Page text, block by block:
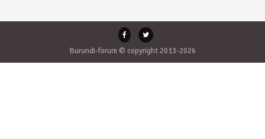
Burundi-forum © copyright 2013-2026